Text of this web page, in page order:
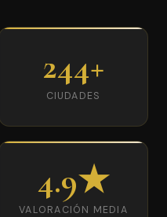
244+
CIUDADES
4.9★
VALORACIÓN MEDIA